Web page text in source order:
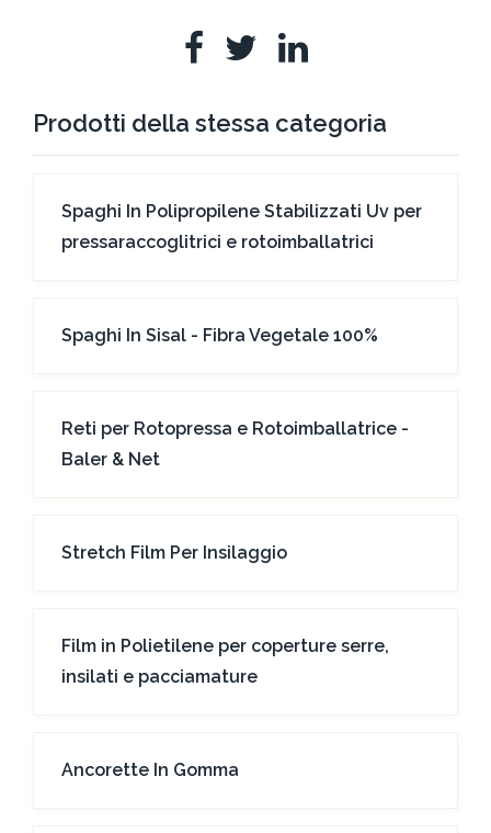
Prodotti della stessa categoria
Spaghi In Polipropilene Stabilizzati Uv per
pressaraccoglitrici e rotoimballatrici
Spaghi In Sisal - Fibra Vegetale 100%
Reti per Rotopressa e Rotoimballatrice -
Baler & Net
Stretch Film Per Insilaggio
Film in Polietilene per coperture serre,
insilati e pacciamature
Ancorette In Gomma